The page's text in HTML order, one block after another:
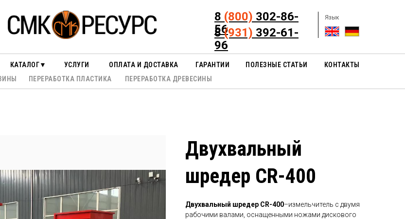
КАТАЛОГ▼
ПЕРЕРАБОТКА ПЛАСТИКА ПЕРЕРАБОТКА ДРЕВЕСИНЫ
УСЛУГИ ОПЛАТА И ДОСТАВКА ГАРАНТИИ КОНТАКТЫ
8 (800) 302-86-
56
8(931) 392-61-
96
ПОЛЕЗНЫЕ СТАТЬИ
Язык
Двухвальный
шредер CR-400
Двухвальный шредер CR-400–измельчитель с двумя
рабочими валами, оснащенными ножами дискового